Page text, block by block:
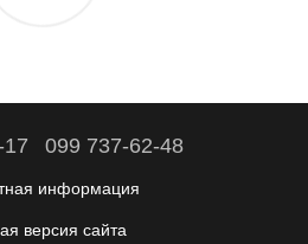
099 737-62-48
информация
версия сайта